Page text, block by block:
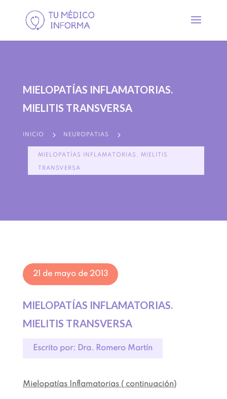
MIELOPATÍAS INFLAMATORIAS.
MIELITIS TRANSVERSA
INICIO 5 NEUROPATIAS 5
MIELOPATÍAS INFLAMATORIAS. MIELITIS
TRANSVERSA
21 de mayo de 2013
MIELOPATÍAS INFLAMATORIAS.
MIELITIS TRANSVERSA
Escrito por: Dra. Romero Martín
Mielopatías Inflamatorias ( continuación)